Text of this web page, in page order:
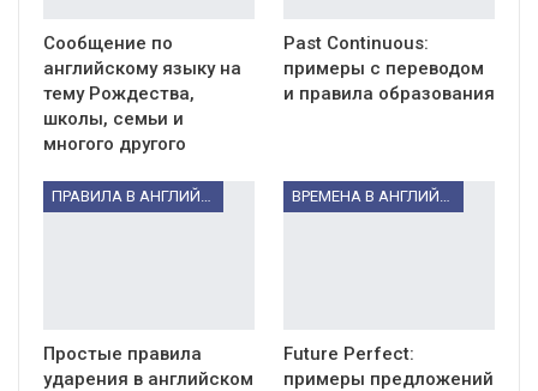
Сообщение по
английскому языку на
тему Рождества,
школы, семьи и
многого другого
Past Continuous:
примеры с переводом
и правила образования
ПРАВИЛА В АНГЛИЙСКОМ ЯЗЫКЕ
Простые правила
ударения в английском
ВРЕМЕНА В АНГЛИЙСКОМ ЯЗЫКЕ
Future Perfect:
примеры предложений